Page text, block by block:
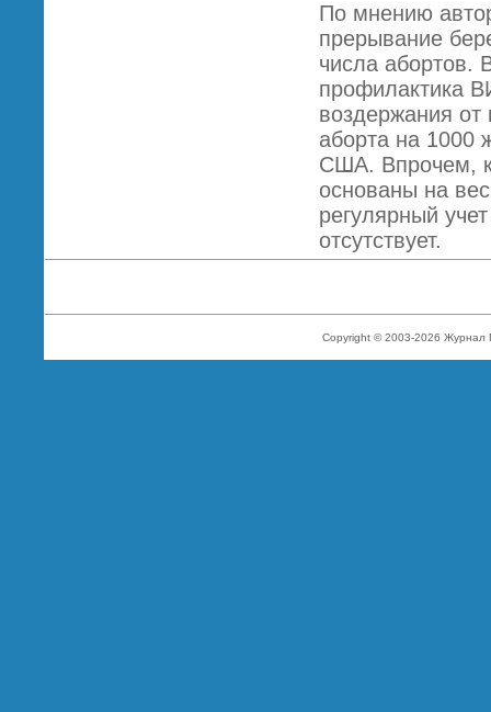
По мнению
прерывание
числа абортов.
профилактика
воздержания от
аборта на 1000
США. Впрочем,
основаны на
регулярный
отсутствует.
Copyright © 2003-2026 Журнал